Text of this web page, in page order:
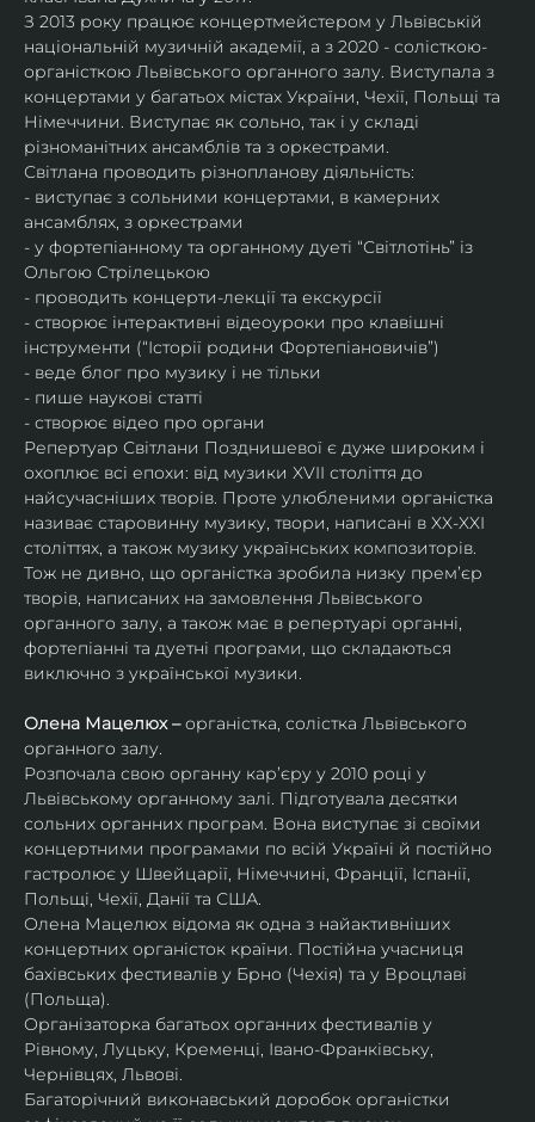
З 2013 року працює концертмейстером у Львівській
національній музичній академії, а з 2020 - солісткою-
органісткою Львівського органного залу. Виступала з
концертами у багатьох містах України, Чехії, Польщі та
Німеччини. Виступає як сольно, так і у складі
різноманітних ансамблів та з оркестрами.​
Світлана проводить різнопланову діяльність:
- виступає з сольними концертами, в камерних
ансамблях, з оркестрами
- у фортепіанному та органному дуеті “Світлотінь” із
Ольгою Стрілецькою
- проводить концерти-лекції та екскурсії
- створює інтерактивні відеоуроки про клавішні
інструменти (“Історії родини Фортепіановичів”)
- веде блог про музику і не тільки
- пише наукові статті
- створює відео про органи
Репертуар Світлани Позднишевої є дуже широким і
охоплює всі епохи: від музики XVII століття до
найсучасніших творів. Проте улюбленими органістка
називає старовинну музику, твори, написані в XX-XXI
століттях, а також музику українських композиторів.
Тож не дивно, що органістка зробила низку прем’єр
творів, написаних на замовлення Львівського
органного залу, а також має в репертуарі органні,
фортепіанні та дуетні програми, що складаються
виключно з української музики.
Олена Мацелюх – органістка, солістка Львівського
органного залу.
Розпочала свою органну кар’єру у 2010 році у
Львівському органному залі. Підготувала десятки
сольних органних програм. Вона виступає зі своїми
концертними програмами по всій Україні й постійно
гастролює у Швейцарії, Німеччині, Франції, Іспанії,
Польщі, Чехії, Данії та США.
Олена Мацелюх відома як одна з найактивніших
концертних органісток країни. Постійна учасниця
бахівських фестивалів у Брно (Чехія) та у Вроцлаві
(Польща).
Організаторка багатьох органних фестивалів у
Рівному, Луцьку, Кременці, Івано-Франківську,
Чернівцях, Львові.
Багаторічний виконавський доробок органістки